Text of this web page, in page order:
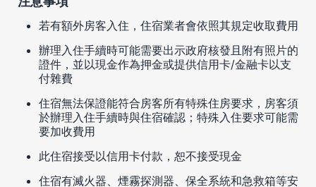
若有額外房客入住，住宿業者會依照其規定收取費用
辦理入住手續時可能需要出示政府核發且附有照片的
證件，並以現金作為押金或提供信用卡/金融卡以支
付雜費
住宿無法保證能符合房客所有特殊住房要求，房客須
於辦理入住手續時與住宿確認；特殊入住要求可能需
要加收費用
此住宿接受以信用卡付款，恕不接受現金
住宿有滅火器、煙霧探測器、保全系統和急救箱等安